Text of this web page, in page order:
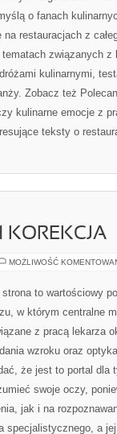
o fanach
na restauracjach z
tematach związanych z
kulinarnymi,
Zobacz też
kulinarne emocje z
teksty o
KOREKCJA
MOŻLIWOŚĆ
strona to wartościowy
w którym centralne
z pracą lekarza
wzroku oraz
że jest to portal dla
swoje oczy,
jak i na
specjalistycznego, a